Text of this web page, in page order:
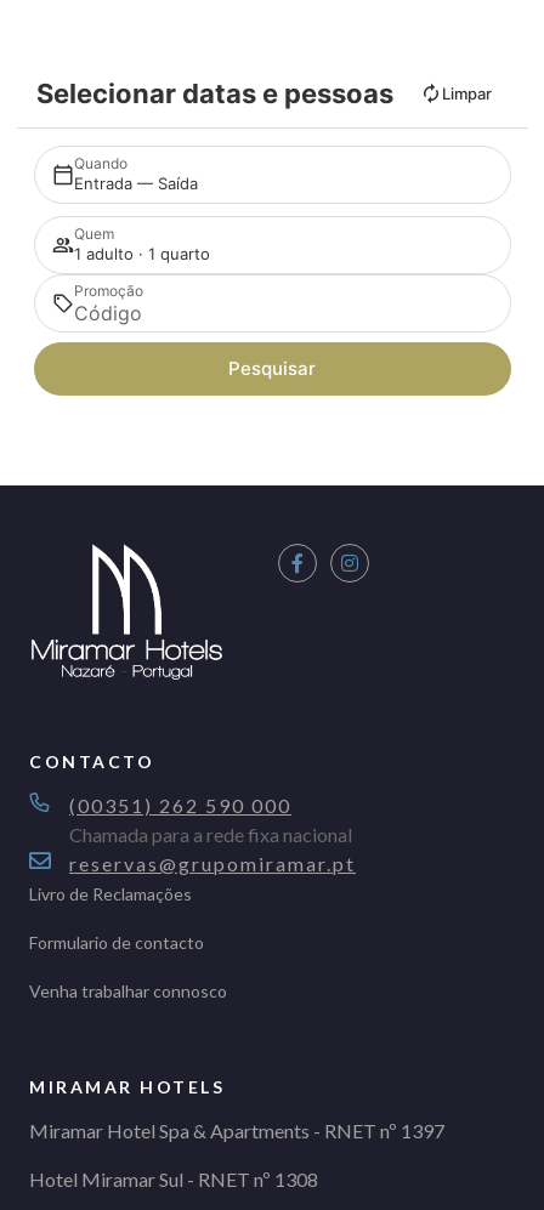
Selecionar datas e pessoas Limpar
Quando
Entrada — Saída
Quem
1 adulto · 1 quarto
Promoção
Pesquisar
CONTACTO
(00351) 262 590 000
Chamada para a rede fixa nacional
reservas@grupomiramar.pt
Livro de Reclamações
Formulario de contacto
Venha trabalhar connosco
MIRAMAR HOTELS
Miramar Hotel Spa & Apartments - RNET nº 1397
Hotel Miramar Sul - RNET nº 1308